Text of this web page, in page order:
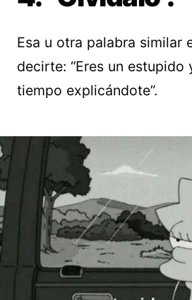
Esa u otra palabra similar
decirte: “Eres un estupido
tiempo explicándote”.